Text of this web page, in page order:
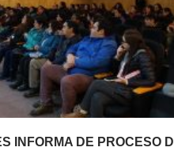
INFORMA DE PROCESO